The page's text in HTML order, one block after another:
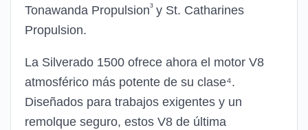
Tonawanda Propulsion³ y St. Catharines
Propulsion.
La Silverado 1500 ofrece ahora el motor V8
atmosférico más potente de su clase⁴.
Diseñados para trabajos exigentes y un
remolque seguro, estos V8 de última